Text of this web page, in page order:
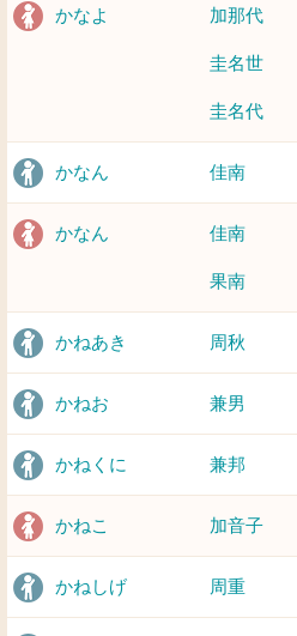
かなよ 加那代
圭名世
圭名代
かなん 佳南
かなん 佳南
果南
かねあき 周秋
かねお 兼男
かねくに 兼邦
かねこ 加音子
かねしげ 周重